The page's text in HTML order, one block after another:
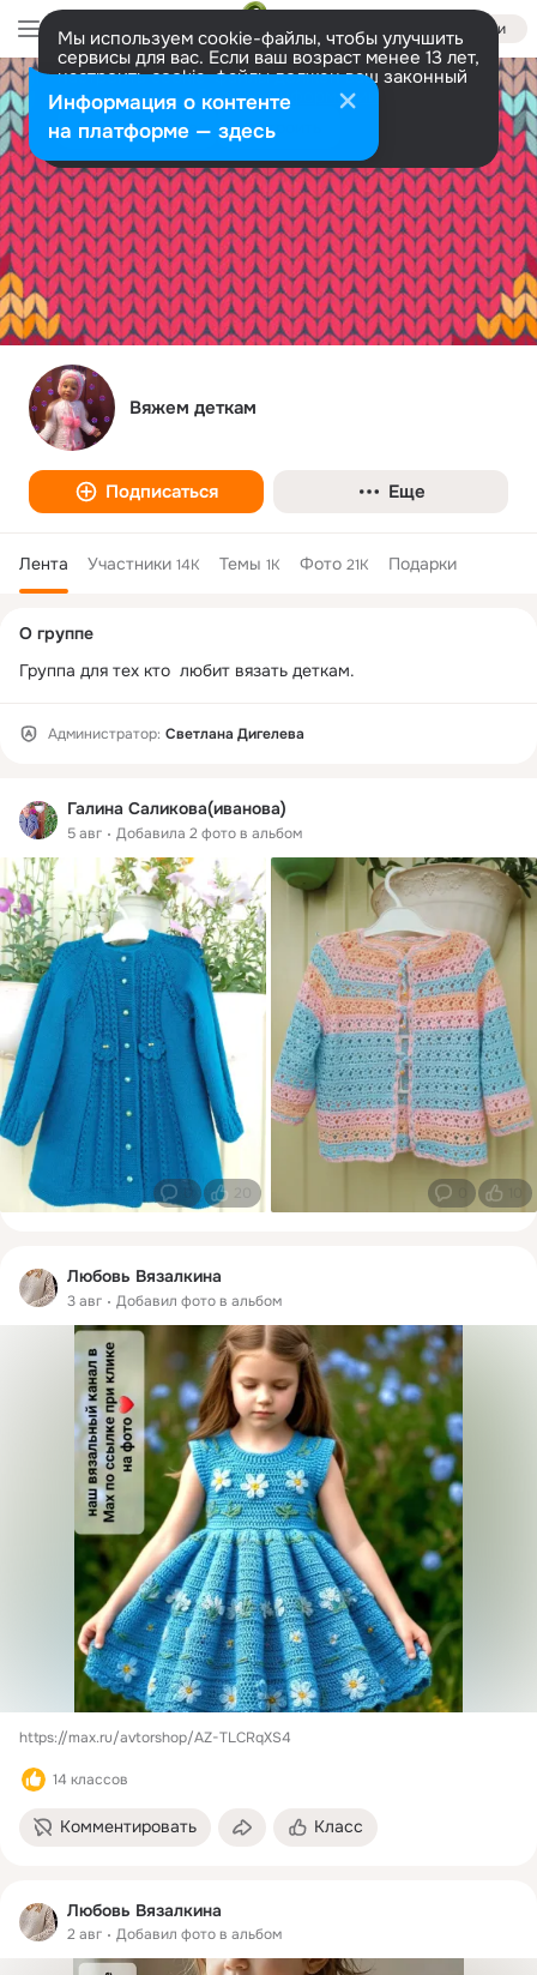
Войти
Мы используем cookie-файлы, чтобы улучшить
сервисы для вас. Если ваш возраст менее 13 лет,
настроить cookie-файлы должен ваш законный
представитель. Больше информации
Разрешить все Настроить
Вяжем деткам
Подписаться Еще
Лента Участники 14K Темы 1K Фото 21K Подарки
Галина Саликова(иванова)
5 авг Добавила 2 фото в альбом
0
Любовь Вязалкина
3 авг Добавил фото в альбом
https://max.ru/avtorshop/AZ-TLCRqXS4
14 классов
Комментировать Класс
Любовь Вязалкина
2 авг Добавил фото в альбом
колонка
О группе
Группа для тех кто  любит вязать деткам.
Администратор: Светлана Дигелева
Информация о контенте
на платформе — здесь